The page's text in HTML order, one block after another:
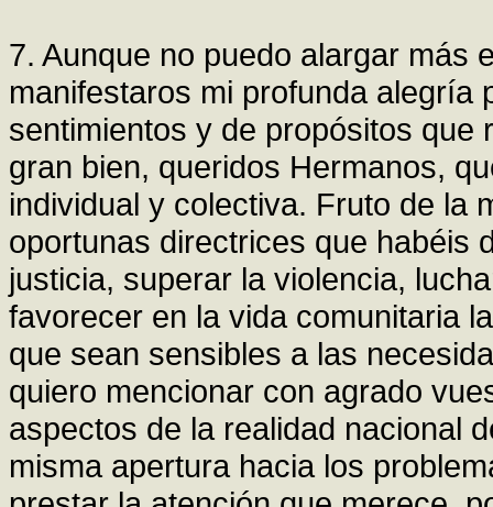
7. Aunque no puedo alargar más
manifestaros mi profunda alegría
sentimientos y de propósitos
gran bien, queridos Hermanos,
individual y colectiva. Fruto de la
oportunas directrices que habéis
justicia, superar la violencia,
favorecer en la vida comunitaria
que sean sensibles a las
quiero mencionar con agrado
aspectos de la realidad nacional
misma apertura hacia los